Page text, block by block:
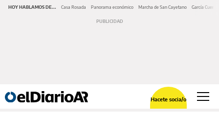
HOY HABLAMOS DE... Casa Rosada Panorama económico Marcha de San Cayetano García Cuerva
Hacete socia/o